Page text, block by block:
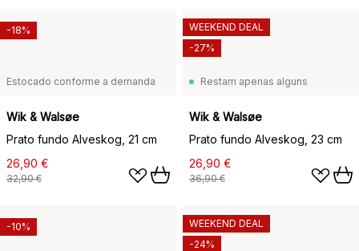
Estocado conforme a demanda
Wik & Walsøe
Prato fundo Alveskog, 21 cm
26,90 €
32,90 €
-18%
Restam apenas alguns
Wik & Walsøe
Prato fundo Alveskog, 23 cm
26,90 €
36,90 €
WEEKEND DEAL
-27%
-10%
WEEKEND DEAL
-24%